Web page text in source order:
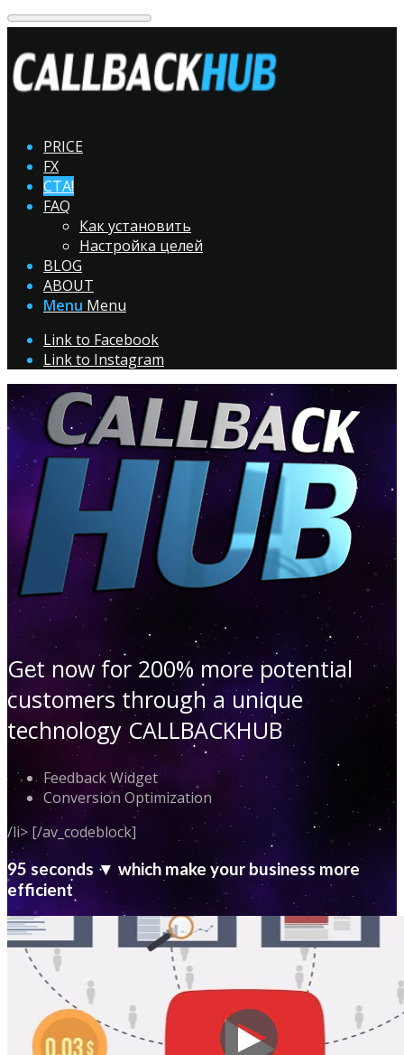
PRICE
FX
CTA!
FAQ
Как установить
Настройка целей
BLOG
ABOUT
Menu Menu
Link to Facebook
Link to Instagram
Get now for 200% more potential
customers through a unique
technology CALLBACKHUB
Feedback Widget
Conversion Optimization
/li> [/av_codeblock]
95 seconds ▼ which make your business more
efficient